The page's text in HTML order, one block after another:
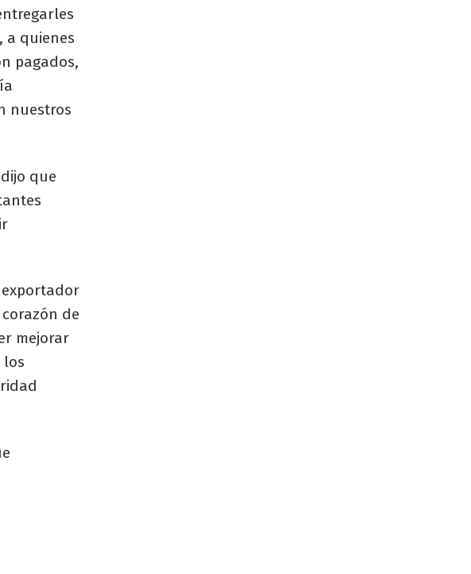
a quienes
pagados,
nuestros
que
exportador
de
mejorar
los